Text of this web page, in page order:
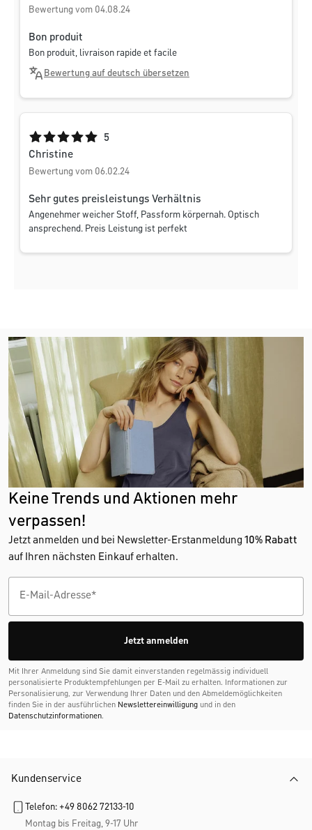
Bewertung vom 04.08.24
Bon produit
Bon produit, livraison rapide et facile
Bewertung auf deutsch übersetzen
Durchschnittliche Bewertung von 5 von 5 Sternen
5
Christine
Bewertung vom 06.02.24
Sehr gutes preisleistungs Verhältnis
Angenehmer weicher Stoff, Passform körpernah. Optisch
ansprechend. Preis Leistung ist perfekt
Keine Trends und Aktionen mehr
verpassen!
Jetzt anmelden und bei Newsletter-Erstanmeldung 10% Rabatt
auf Ihren nächsten Einkauf erhalten.
Jetzt anmelden
Mit Ihrer Anmeldung sind Sie damit einverstanden regelmässig individuell
personalisierte Produktempfehlungen per E-Mail zu erhalten. Informationen zur
Personalisierung, zur Verwendung Ihrer Daten und den Abmelde­möglichkeiten
finden Sie in der ausführlichen Newslettereinwilligung und in den
Datenschutzinformationen.
Kundenservice
Telefon: +49 8062 72133-10
Montag bis Freitag, 9-17 Uhr